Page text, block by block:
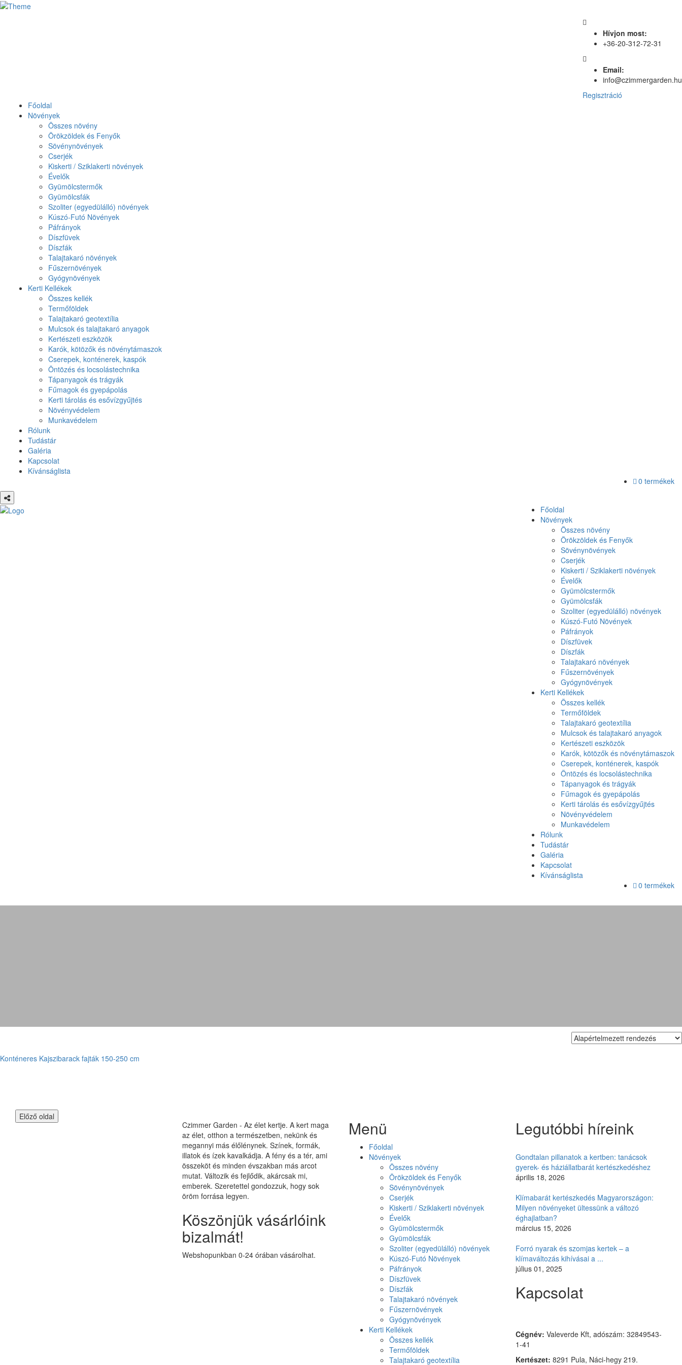
Hívjon most:
+36-20-312-72-31
Email:
info@czimmergarden.hu
Regisztráció
Főoldal
Növények
Összes növény
Örökzöldek és Fenyők
Sövénynövények
Cserjék
Kiskerti / Sziklakerti növények
Évelők
Gyümölcstermők
Gyümölcsfák
Szoliter (egyedülálló) növények
Kúszó-Futó Növények
Páfrányok
Díszfüvek
Díszfák
Talajtakaró növények
Fűszernövények
Gyógynövények
Kerti Kellékek
Összes kellék
Termőföldek
Talajtakaró geotextília
Mulcsok és talajtakaró anyagok
Kertészeti eszközök
Karók, kötözők és növénytámaszok
Cserepek, konténerek, kaspók
Öntözés és locsolástechnika
Tápanyagok és trágyák
Fűmagok és gyepápolás
Kerti tárolás és esővízgyűjtés
Növényvédelem
Munkavédelem
Rólunk
Tudástár
Galéria
Kapcsolat
Kívánságlista
0 termékek
Főoldal
Növények
Összes növény
Örökzöldek és Fenyők
Sövénynövények
Cserjék
Kiskerti / Sziklakerti növények
Évelők
Gyümölcstermők
Gyümölcsfák
Szoliter (egyedülálló) növények
Kúszó-Futó Növények
Páfrányok
Díszfüvek
Díszfák
Talajtakaró növények
Fűszernövények
Gyógynövények
Kerti Kellékek
Összes kellék
Termőföldek
Talajtakaró geotextília
Mulcsok és talajtakaró anyagok
Kertészeti eszközök
Karók, kötözők és növénytámaszok
Cserepek, konténerek, kaspók
Öntözés és locsolástechnika
Tápanyagok és trágyák
Fűmagok és gyepápolás
Kerti tárolás és esővízgyűjtés
Növényvédelem
Munkavédelem
Rólunk
Tudástár
Galéria
Kapcsolat
Kívánságlista
0 termékek
Konténeres Kajszibarack fajták 150-250 cm
Czimmer Garden - Az élet kertje. A kert maga
az élet, otthon a természetben, nekünk és
megannyi más élőlénynek. Színek, formák,
illatok és ízek kavalkádja. A fény és a tér, ami
összeköt és minden évszakban más arcot
mutat. Változik és fejlődik, akárcsak mi,
emberek. Szeretettel gondozzuk, hogy sok
öröm forrása legyen.
Köszönjük vásárlóink
bizalmát!
Webshopunkban 0-24 órában vásárolhat.
Menü
Főoldal
Növények
Összes növény
Örökzöldek és Fenyők
Sövénynövények
Cserjék
Kiskerti / Sziklakerti növények
Évelők
Gyümölcstermők
Gyümölcsfák
Szoliter (egyedülálló) növények
Kúszó-Futó Növények
Páfrányok
Díszfüvek
Díszfák
Talajtakaró növények
Fűszernövények
Gyógynövények
Kerti Kellékek
Összes kellék
Termőföldek
Talajtakaró geotextília
Legutóbbi híreink
Gondtalan pillanatok a kertben: tanácsok
gyerek- és háziállatbarát kertészkedéshez
április 18, 2026
Klímabarát kertészkedés Magyarországon:
Milyen növényeket ültessünk a változó
éghajlatban?
március 15, 2026
Forró nyarak és szomjas kertek – a
klímaváltozás kihívásai a ...
július 01, 2025
Kapcsolat
Cégnév: Valeverde Kft, adószám: 32849543-
1-41
Kertészet: 8291 Pula, Náci-hegy 219.